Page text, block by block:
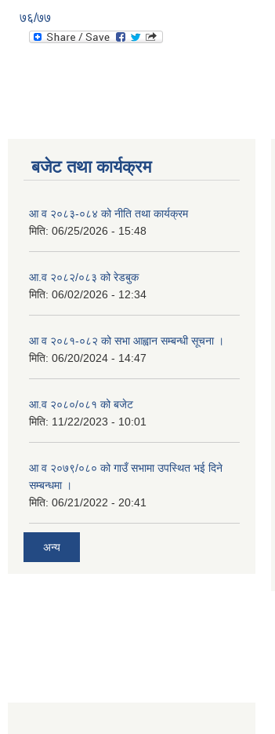
७६/७७
बजेट तथा कार्यक्रम
आ व २०८३-०८४ को नीति तथा कार्यक्रम
मिति: 06/25/2026 - 15:48
आ.व २०८२/०८३ को रेडबुक
मिति: 06/02/2026 - 12:34
आ व २०८१-०८२ को सभा आह्वान सम्बन्धी सूचना ।
मिति: 06/20/2024 - 14:47
आ.व २०८०/०८१ को बजेट
मिति: 11/22/2023 - 10:01
आ व २०७९/०८० को गाउँ सभामा उपस्थित भई दिने
सम्बन्धमा ।
मिति: 06/21/2022 - 20:41
अन्य